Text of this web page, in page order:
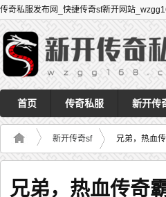
传奇私服发布网_快捷传奇sf新开网站
首页 传奇私服 新开传
新开传奇sf 兄弟，热血
兄弟，热血传奇